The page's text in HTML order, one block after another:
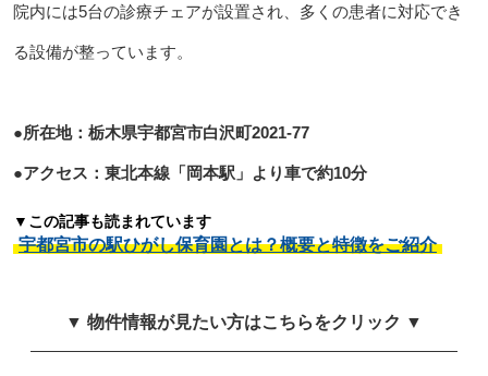
院内には5台の診療チェアが設置され、多くの患者に対応でき
る設備が整っています。
●所在地：栃木県宇都宮市白沢町2021-77
●アクセス：東北本線「岡本駅」より車で約10分
▼この記事も読まれています
宇都宮市の駅ひがし保育園とは？概要と特徴をご紹介
▼ 物件情報が見たい方はこちらをクリック ▼